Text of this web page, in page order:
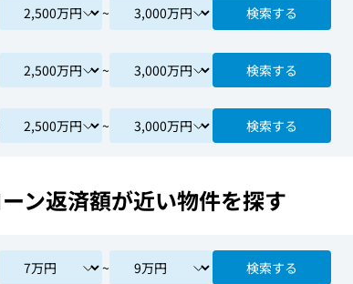
~ 検索する
~ 検索する
~ 検索する
ン返済額が近い物件を探す
~
検索する